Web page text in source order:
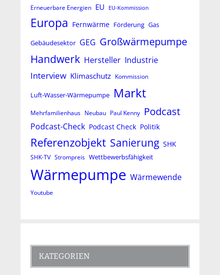
Erneuerbare Energien EU EU-Kommission
Europa Fernwärme Förderung Gas
Gebäudesektor GEG Großwärmepumpe
Handwerk Hersteller Industrie
Interview Klimaschutz Kommission
Luft-Wasser-Wärmepumpe Markt
Mehrfamilienhaus Neubau Paul Kenny Podcast
Podcast-Check Podcast Check Politik
Referenzobjekt Sanierung SHK
SHK-TV Strompreis Wettbewerbsfähigkeit
Wärmepumpe Wärmewende
Youtube
KATEGORIEN